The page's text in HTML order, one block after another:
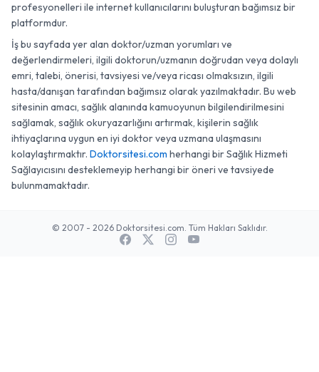
profesyonelleri ile internet kullanıcılarını buluşturan bağımsız bir
platformdur.
İş bu sayfada yer alan doktor/uzman yorumları ve
değerlendirmeleri, ilgili doktorun/uzmanın doğrudan veya dolaylı
emri, talebi, önerisi, tavsiyesi ve/veya ricası olmaksızın, ilgili
hasta/danışan tarafından bağımsız olarak yazılmaktadır. Bu web
sitesinin amacı, sağlık alanında kamuoyunun bilgilendirilmesini
sağlamak, sağlık okuryazarlığını artırmak, kişilerin sağlık
ihtiyaçlarına uygun en iyi doktor veya uzmana ulaşmasını
kolaylaştırmaktır. Doktorsitesi.com herhangi bir Sağlık Hizmeti
Sağlayıcısını desteklemeyip herhangi bir öneri ve tavsiyede
bulunmamaktadır.
© 2007 - 2026 Doktorsitesi.com. Tüm Hakları Saklıdır.